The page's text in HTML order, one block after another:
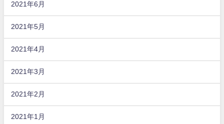
2021年6月
2021年5月
2021年4月
2021年3月
2021年2月
2021年1月